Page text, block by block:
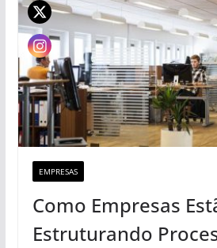
EMPRESAS
Como Empresas
Estruturando